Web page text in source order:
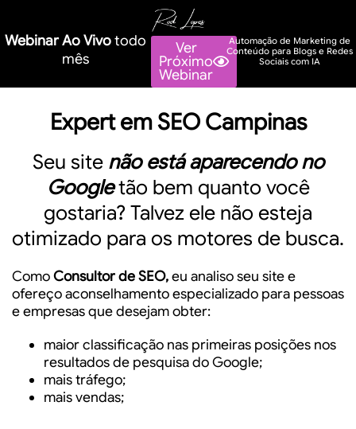
Webinar Ao Vivotodo
mês
Ver
Próximo
Webinar
Automação de Marketing de
Conteúdo para Blogs e Redes
Sociais com IA
Expert em SEO Campinas
Seu site não está aparecendo no
Googletão bem quanto você
gostaria? Talvez ele não esteja
otimizado para os motores de busca.
ComoConsultor de SEO,eu analiso seu site e
ofereço aconselhamento especializado para pessoas
e empresas que desejam obter:
maior classificação nas primeiras posições nos
resultados de pesquisa do Google;
mais tráfego;
mais vendas;